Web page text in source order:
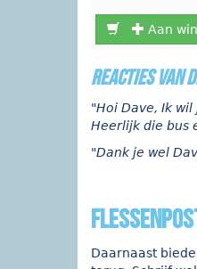
Aan
reacties van
"Hoi Dave, Ik
Heerlijk die bus
"Dank je wel
Daarnaast